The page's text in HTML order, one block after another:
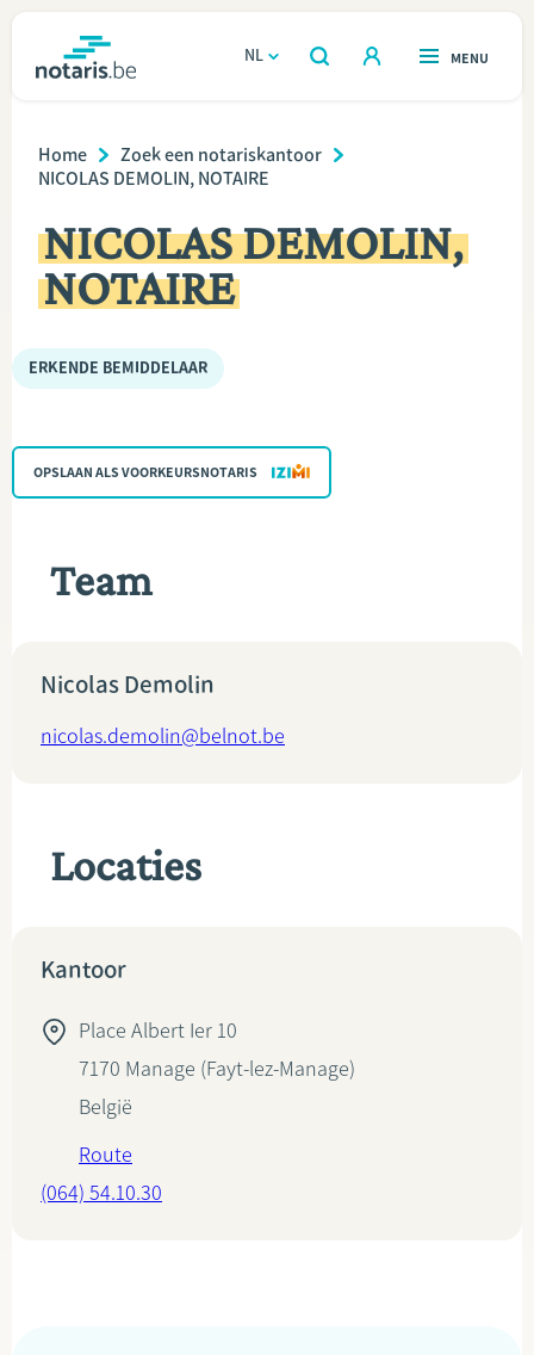
inhoud
NL
OPEN
ZOEKEN
OPEN
MENU
Wonen
Relatie & samenleven
Erven & schenken
Ondernemen
Rekenmodules
VIND EEN NOTARIS
Breadcrumb
Home
Zoek een notariskantoor
NICOLAS DEMOLIN, NOTAIRE
NICOLAS DEMOLIN,
NOTAIRE
ERKENDE BEMIDDELAAR
OPSLAAN ALS VOORKEURSNOTARIS
Team
Nicolas Demolin
nicolas.demolin@belnot.be
Locaties
Kantoor
Place Albert Ier 10
7170 Manage (Fayt-lez-Manage)
België
Route
(064) 54.10.30